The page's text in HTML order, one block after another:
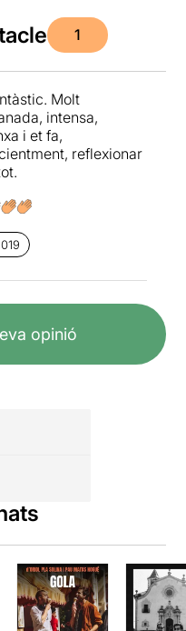
1
Molt
intensa,
i et fa,
reflexionar
opinió